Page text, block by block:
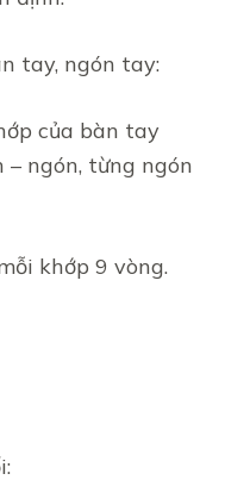
tay, ngón tay:
của bàn tay
ngón, từng ngón
khớp 9 vòng.